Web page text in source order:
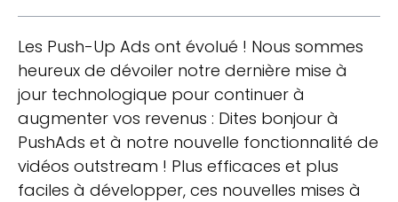
Les Push-Up Ads ont évolué ! Nous sommes
heureux de dévoiler notre dernière mise à
jour technologique pour continuer à
augmenter vos revenus : Dites bonjour à
PushAds et à notre nouvelle fonctionnalité de
vidéos outstream ! Plus efficaces et plus
faciles à développer, ces nouvelles mises à